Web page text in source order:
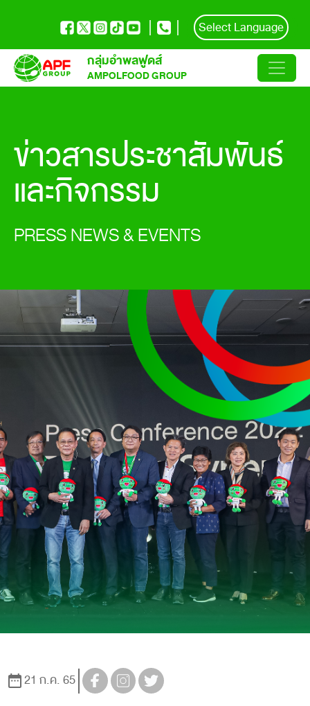
Select Language
กลุ่มอำพลฟูดส์
AMPOLFOOD GROUP
ข่าวสารประชาสัมพันธ์
และกิจกรรม
PRESS NEWS & EVENTS
21 ก.ค. 65